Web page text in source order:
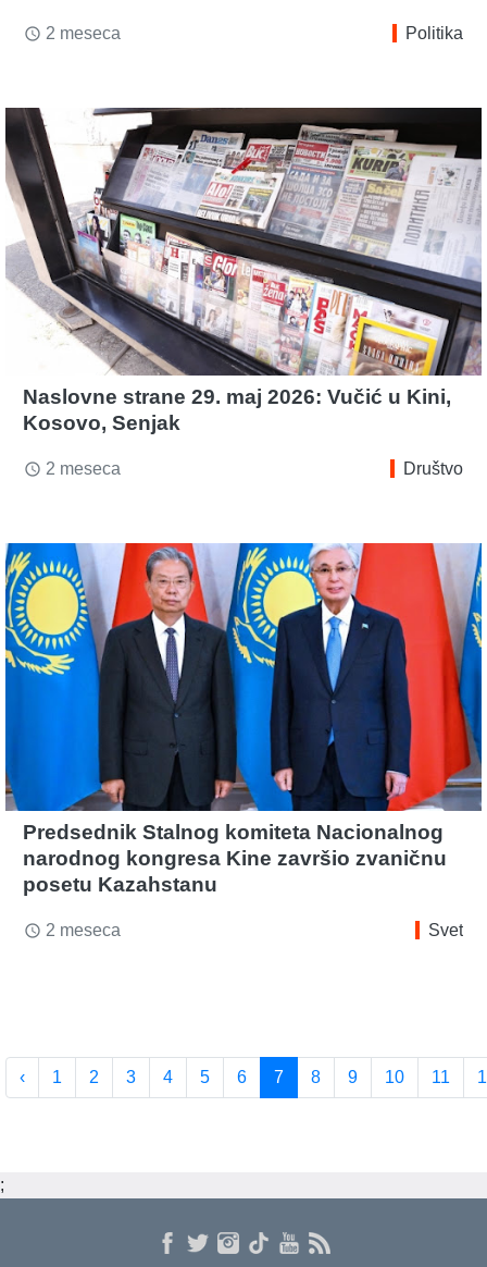
access_time 2 meseca Politika
Naslovne strane 29. maj 2026: Vučić u Kini,
Kosovo, Senjak
access_time 2 meseca Društvo
Predsednik Stalnog komiteta Nacionalnog
narodnog kongresa Kine završio zvaničnu
posetu Kazahstanu
access_time 2 meseca Svet
‹ 1 2 3 4 5 6 7 8 9 10 11
;